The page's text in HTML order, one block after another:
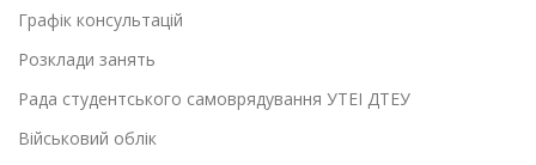
Графік консультацій
Розклади занять
Рада студентського самоврядування УТЕІ ДТЕУ
Військовий облік